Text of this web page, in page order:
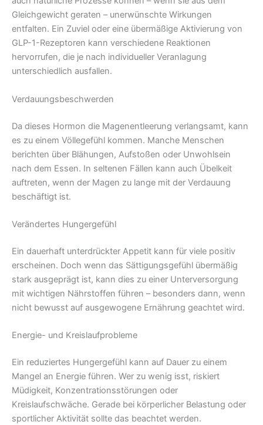
Gleichgewicht geraten – unerwünschte Wirkungen
entfalten. Ein Zuviel oder eine übermäßige Aktivierung von
GLP-1-Rezeptoren kann verschiedene Reaktionen
hervorrufen, die je nach individueller Veranlagung
unterschiedlich ausfallen.
Verdauungsbeschwerden
Da dieses Hormon die Magenentleerung verlangsamt, kann
es zu einem Völlegefühl kommen. Manche Menschen
berichten über Blähungen, Aufstoßen oder Unwohlsein
nach dem Essen. In seltenen Fällen kann auch Übelkeit
auftreten, wenn der Magen zu lange mit der Verdauung
beschäftigt ist.
Verändertes Hungergefühl
Ein dauerhaft unterdrückter Appetit kann für viele positiv
erscheinen. Doch wenn das Sättigungsgefühl übermäßig
stark ausgeprägt ist, kann dies zu einer Unterversorgung
mit wichtigen Nährstoffen führen – besonders dann, wenn
nicht bewusst auf ausgewogene Ernährung geachtet wird.
Energie- und Kreislaufprobleme
Ein reduziertes Hungergefühl kann auf Dauer zu einem
Mangel an Energie führen. Wer zu wenig isst, riskiert
Müdigkeit, Konzentrationsstörungen oder
Kreislaufschwäche. Gerade bei körperlicher Belastung oder
sportlicher Aktivität sollte das beachtet werden.